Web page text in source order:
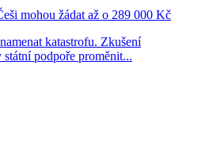
mohou žádat až o 289 000 Kč
katastrofu. Zkušení
podpoře proměnit...